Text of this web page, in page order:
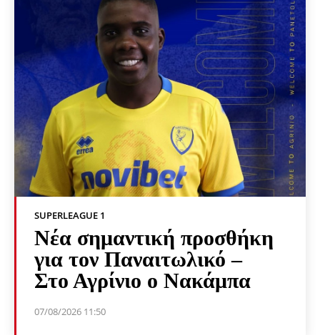
SUPERLEAGUE 1
Νέα σημαντική προσθήκη
για τον Παναιτωλικό –
Στο Αγρίνιο ο Νακάμπα
07/08/2026 11:50